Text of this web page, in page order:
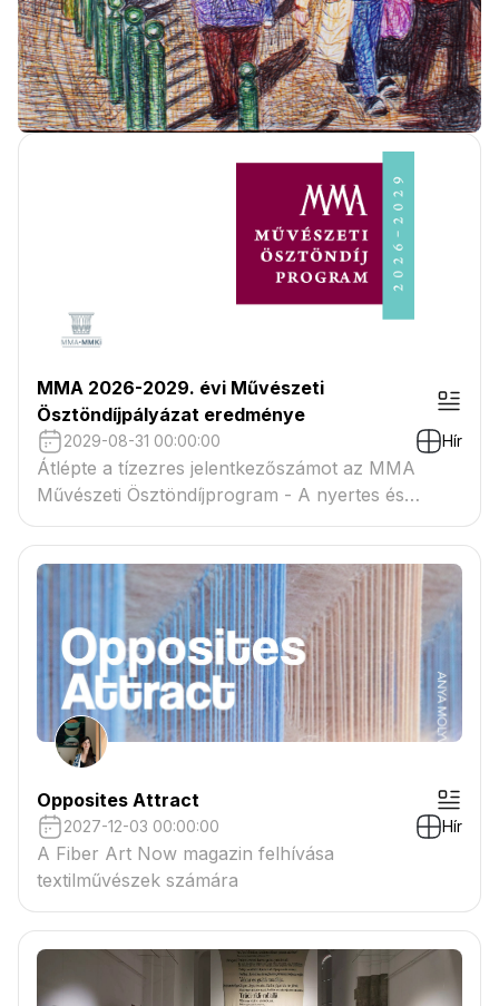
MMA 2026-2029. évi Művészeti
Ösztöndíjpályázat eredménye
2029-08-31 00:00:00 Hír
Átlépte a tízezres jelentkezőszámot az MMA
Művészeti Ösztöndíjprogram - A nyertes és
tartaléklistás pályázók névsora megtekinthető a
csatolmányban
Opposites Attract
2027-12-03 00:00:00 Hír
A Fiber Art Now magazin felhívása
textilművészek számára